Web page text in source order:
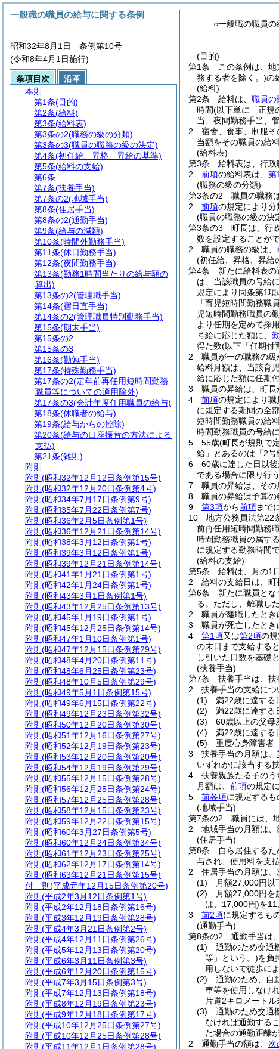
○一般職の職員の
(目的)
第1条
この条例は、
務する者を除く。)の
(給料)
第2条
給料は、 職員の
時間(以下単に「正規
当、夜間勤務手当、
2
宿舎、食事、制服
当額をその職員の給
(給料表)
第3条
給料表は、行政
2
前項の給料表は、 第
(職務の級の分類)
第3条の2
職員の職務
2
前項の規定により分
(職員の職務の級の決
第3条の3
町長は、行
数を設定することがで
2
職員の職務の級は、
(初任給、昇格、昇給
第4条
新たに給料表
は、当該職員の号給
規定により同条第1
「育児短時間勤務職
児短時間勤務職員の
より任期を定めて採
号給に応じた額に、
得た数(以下「任期付
2
職員が一の職務の
給料月額は、当該育
給に応じた額に任期
3
職員の昇給は、町長
4
前項の規定により職
に規定する期間の全
短時間勤務職員の給
時間勤務職員の号給
5
55歳(町長が規則で
給」とあるのは「2号
6
60歳に達した日以
である場合に限り行
7
職員の昇給は、その
8
職員の昇給は予算の
9
第3項から前項まで
10
地方公務員法第22
前再任用短時間勤務
時間勤務職員の属す
に規定する勤務時間
(給料の支給)
第5条
給料は、月の1
2
給料の支給日は、町
第6条
新たに職員と
る。 ただし、離職し
2
職員が離職したとき
3
職員が死亡したとき
4
第1項又は第2項の
の末日まで支給する
し引いた日数を基礎
(扶養手当)
第7条
扶養手当は、扶
2
扶養手当の支給に
(1)
満22歳に達する
(2)
満22歳に達する
(3)
60歳以上の父母
(4)
満22歳に達する
(5)
重度心身障害者
3
扶養手当の月額は、
いずれかに該当する
4
扶養親族たる子の
月額は、 前項の規定
5
前各項に規定する
(地域手当)
第7条の2
職員には、
2
地域手当の月額は、
(住居手当)
第8条
自ら居住するた
与され、使用料を支
2
住居手当の月額は、
(1)
月額27,000円
(2)
月額27,000円
は、17,000円)を
3
前2項に規定するも
(通勤手当)
第8条の2
通勤手当は
(1)
通勤のため交通
等」という。)を負
用しないで徒歩に
(2)
通勤のため、自
車等を使用しなけ
片道2キロメート
(3)
通勤のため交通
なければ通勤する
た場合の通勤距離
2
通勤手当の額は、 次
一般職の職員の給与に関する条例
昭和32年8月1日 条例第10号
(令和8年4月1日施行)
条項目次
沿革
本則
第1条(目的)
第2条(給料)
第3条(給料表)
第3条の2(職務の級の分類)
第3条の3(職員の職務の級の決定)
第4条(初任給、昇格、昇給の基準)
第5条(給料の支給)
第6条
第7条(扶養手当)
第7条の2(地域手当)
第8条(住居手当)
第8条の2(通勤手当)
第9条(給与の減額)
第10条(時間外勤務手当)
第11条(休日勤務手当)
第12条(夜間勤務手当)
第13条(勤務1時間当たりの給与額の
算出)
第13条の2(管理職手当)
第14条(宿日直手当)
第14条の2(管理職員特別勤務手当)
第15条(期末手当)
第15条の2
第15条の3
第16条(勤勉手当)
第17条(特殊勤務手当)
第17条の2(定年前再任用短時間勤務
職員等についての適用除外)
第17条の3(会計年度任用職員の給与)
第18条(休職者の給与)
第19条(給与からの控除)
第20条(給与の口座振替の方法による
支払)
第21条(雑則)
附則
附則 (昭和32年12月12日条例第15号)
附則 (昭和32年12月20日条例第4号)
附則 (昭和34年7月17日条例第9号)
附則 (昭和35年7月22日条例第7号)
附則 (昭和36年2月5日条例第1号)
附則 (昭和36年12月21日条例第14号)
附則 (昭和38年3月12日条例第1号)
附則 (昭和39年3月12日条例第1号)
附則 (昭和39年12月21日条例第14号)
附則 (昭和41年1月21日条例第1号)
附則 (昭和42年1月24日条例第1号)
附則 (昭和43年3月1日条例第1号)
附則 (昭和43年12月25日条例第13号)
附則 (昭和45年1月19日条例第1号)
附則 (昭和45年12月25日条例第14号)
附則 (昭和47年1月10日条例第1号)
附則 (昭和47年12月15日条例第29号)
附則 (昭和48年4月20日条例第11号)
附則 (昭和48年6月25日条例第23号)
附則 (昭和48年10月5日条例第29号)
附則 (昭和49年5月1日条例第15号)
附則 (昭和49年6月15日条例第22号)
附則 (昭和49年12月23日条例第32号)
附則 (昭和50年12月20日条例第30号)
附則 (昭和51年12月16日条例第27号)
附則 (昭和52年12月19日条例第23号)
附則 (昭和53年12月20日条例第20号)
附則 (昭和54年12月19日条例第29号)
附則 (昭和55年12月15日条例第28号)
附則 (昭和56年12月25日条例第24号)
附則 (昭和57年12月25日条例第28号)
附則 (昭和58年12月15日条例第23号)
附則 (昭和59年12月22日条例第15号)
附則 (昭和60年3月27日条例第5号)
附則 (昭和60年12月24日条例第34号)
附則 (昭和61年12月23日条例第25号)
附則 (昭和62年12月17日条例第14号)
附則 (昭和63年12月21日条例第15号)
付 則 (平成元年12月15日条例第20号)
附則 (平成2年3月12日条例第1号)
附則 (平成2年12月18日条例第16号)
附則 (平成3年12月19日条例第28号)
附則 (平成4年3月21日条例第2号)
附則 (平成4年12月11日条例第26号)
附則 (平成5年12月13日条例第20号)
附則 (平成6年3月11日条例第3号)
附則 (平成6年12月20日条例第15号)
附則 (平成7年3月15日条例第3号)
附則 (平成7年12月13日条例第18号)
附則 (平成8年12月19日条例第23号)
附則 (平成9年12月18日条例第17号)
附則 (平成10年12月25日条例第27号)
附則 (平成10年12月25日条例第28号)
附則 (平成11年12月1日条例第28号)